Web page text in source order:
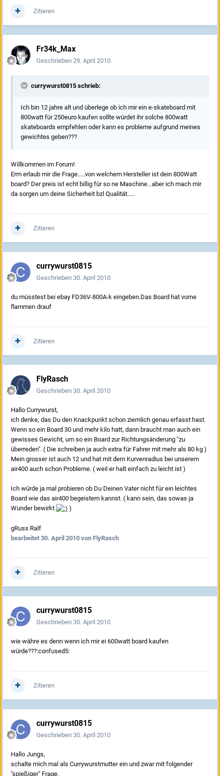
Zitieren
Fr34k_Max
Geschrieben 29. April 2010
currywurst0815 schrieb:
Ich bin 12 jahre alt und überlege ob ich mir ein e-skateboard mit
800watt für 250euro kaufen sollte würdet ihr solche 800watt
skateboards empfehlen oder kann es probleme aufgrund meines
gewichtes geben???
Willkommen im Forum!
Erm erlaub mir die Frage.....von welchem Hersteller ist dein 800Watt
board? Der preis ist echt billig für so ne Maschine...aber ich mach mir
da sorgen um deine Sicherheit bzl Qualität.....
Zitieren
currywurst0815
Geschrieben 30. April 2010
du müsstest bei ebay FD36V-800A-k eingeben.Das Board hat vorne
flammen drauf
Zitieren
FlyRasch
Geschrieben 30. April 2010
Hallo Currywurst,
ich denke, das Du den Knackpunkt schon ziemlich genau erfasst hast.
Wenn so ein Board 30 und mehr kilo hatt, dann braucht man auch ein
gewisses Gewicht, um so ein Board zur Richtungsänderung "zu
überreden". ( Die schreiben ja auch extra für Fahrer mit mehr als 80 kg )
Mein grosser ist auch 12 und hat mit dem Kurvenradius bei unserem
air400 auch schon Probleme. ( weil er halt einfach zu leicht ist )
Ich würde ja mal probieren ob Du Deinen Vater nicht für ein leichtes
Board wie das air400 begeistern kannst. ( kann sein, das sowas ja
Wunder bewirkt
)
gRuss Ralf
bearbeitet 30. April 2010 von FlyRasch
Zitieren
currywurst0815
Geschrieben 30. April 2010
wie währe es denn wenn ich mir ei 600watt board kaufen
würde???:confused5:
Zitieren
currywurst0815
Geschrieben 30. April 2010
Hallo Jungs,
schalte mich mal als Currywurstmutter ein und zwar mit folgender
"spießiger" Frage.